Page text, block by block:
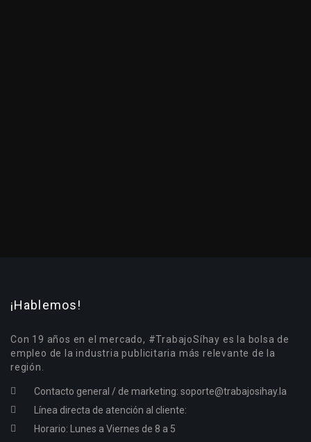
¡Hablemos!
Con 19 años en el mercado, #TrabajoSíhay es la bolsa de
empleo de la industria publicitaria más relevante de la
región.
Contacto general / de marketing: soporte@trabajosihay.la
Línea directa de atención al cliente:
Horario: Lunes a Viernes de 8 a 5